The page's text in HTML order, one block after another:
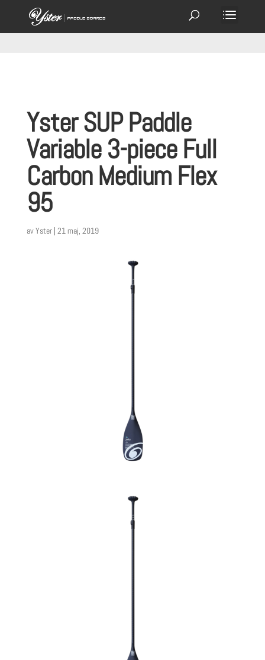
Yster SUP Paddle
Variable 3-piece Full
Carbon Medium Flex
95
avYster| 21 maj, 2019